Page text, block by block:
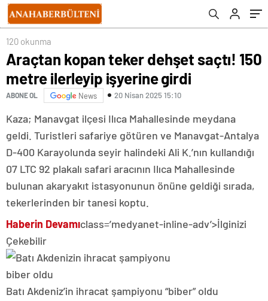
120 okunma
Araçtan kopan teker dehşet saçtı! 150
metre ilerleyip işyerine girdi
ABONE OL News 20 Nisan 2025 15:10
Kaza; Manavgat ilçesi Ilıca Mahallesinde meydana
geldi. Turistleri safariye götüren ve Manavgat-Antalya
D-400 Karayolunda seyir halindeki Ali K.’nın kullandığı
07 LTC 92 plakalı safari aracının Ilıca Mahallesinde
bulunan akaryakıt istasyonunun önüne geldiği sırada,
tekerlerinden bir tanesi koptu.
Haberin Devamıclass=’medyanet-inline-adv’>İlginizi
Çekebilir
Batı Akdeniz’in ihracat şampiyonu “biber” oldu